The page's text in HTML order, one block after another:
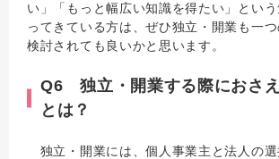
い」「もっと幅広い知識を得たい」とい
ってきている方は、ぜひ独立・開業も一
検討されても良いかと思います。
Q6 独立・開業する際におさ
とは？
独立・開業には、個人事業主と法人の